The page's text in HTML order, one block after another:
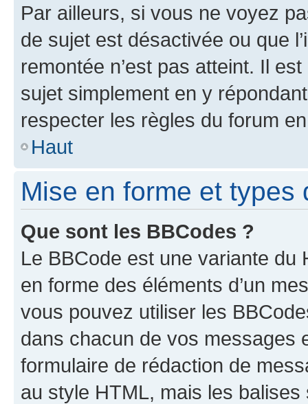
Par ailleurs, si vous ne voyez
de sujet est désactivée ou que
remontée n’est pas atteint. Il
sujet simplement en y
respecter les règles du forum
Haut
Mise en forme et types
Que sont les BBCodes ?
Le BBCode est une variante du
en forme des éléments d’un
vous pouvez utiliser les
dans chacun de vos messages
formulaire de rédaction de
au style HTML, mais les